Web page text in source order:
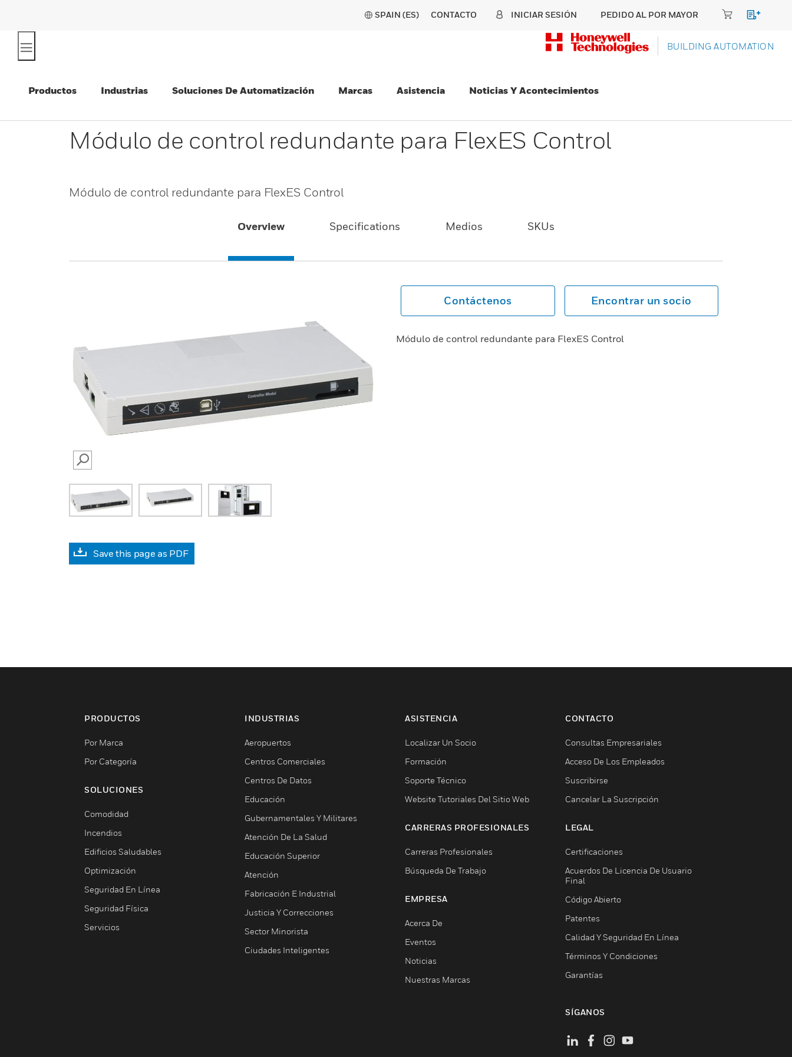
SPAIN (ES) CONTACTO INICIAR SESIÓN PEDIDO AL POR MAYOR
BUILDING AUTOMATION
Productos Industrias Soluciones De Automatización Marcas Asistencia Noticias Y Acontecimientos
Módulo de control redundante para FlexES Control
Módulo de control redundante para FlexES Control
Overview Specifications Medios SKUs
SEARCH
Save this page as PDF
Contáctenos Encontrar un socio
Módulo de control redundante para FlexES Control
PRODUCTOS
Por Marca
Por Categoría
SOLUCIONES
Comodidad
Incendios
Edificios Saludables
Optimización
Seguridad En Línea
Seguridad Física
Servicios
INDUSTRIAS
Aeropuertos
Centros Comerciales
Centros De Datos
Educación
Gubernamentales Y Militares
Atención De La Salud
Educación Superior
Atención
Fabricación E Industrial
Justicia Y Correcciones
Sector Minorista
Ciudades Inteligentes
ASISTENCIA
Localizar Un Socio
Formación
Soporte Técnico
Website Tutoriales Del Sitio Web
CARRERAS PROFESIONALES
Carreras Profesionales
Búsqueda De Trabajo
EMPRESA
Acerca De
Eventos
Noticias
Nuestras Marcas
CONTACTO
Consultas Empresariales
Acceso De Los Empleados
Suscribirse
Cancelar La Suscripción
LEGAL
Certificaciones
Acuerdos De Licencia De Usuario
Final
Código Abierto
Patentes
Calidad Y Seguridad En Línea
Términos Y Condiciones
Garantías
SÍGANOS